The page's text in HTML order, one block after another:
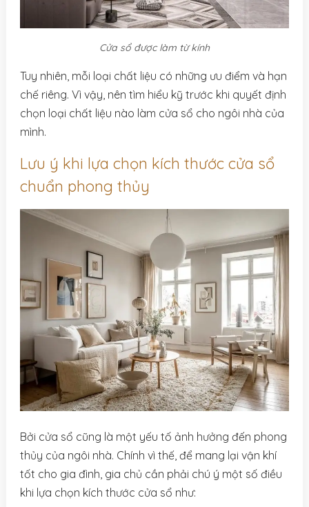
Cửa sổ được làm từ kính
Tuy nhiên, mỗi loại chất liệu có những ưu điểm và hạn
chế riêng. Vì vậy, nên tìm hiểu kỹ trước khi quyết định
chọn loại chất liệu nào làm cửa sổ cho ngôi nhà của
mình.
Lưu ý khi lựa chọn kích thước cửa sổ
chuẩn phong thủy
Bởi cửa sổ cũng là một yếu tố ảnh hưởng đến phong
thủy của ngôi nhà. Chính vì thế, để mang lại vận khí
tốt cho gia đình, gia chủ cần phải chú ý một số điều
khi lựa chọn kích thước cửa sổ như: